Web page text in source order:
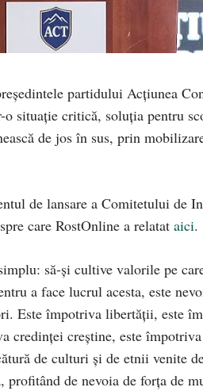
partidului Acțiunea
situație critică, soluția pentru
de jos în sus, prin
de lansare a Comitetului de
care RostOnline a relatat aici.
să-și cultive valorile pe
a face lucrul acesta, este
Este împotriva libertății, este
credinței creștine, este
de culturi și de etnii venite
de nevoia de forța de